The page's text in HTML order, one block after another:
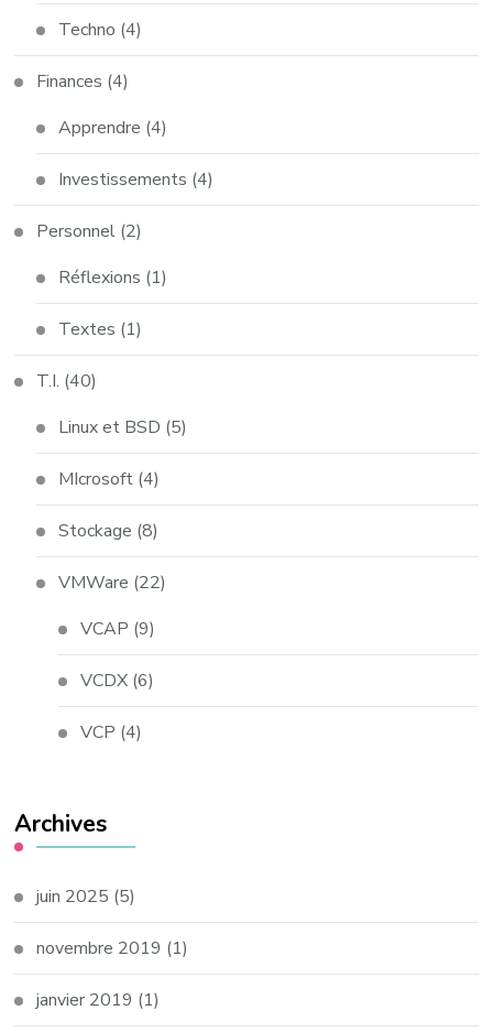
Techno (4)
Finances (4)
Apprendre (4)
Investissements (4)
Personnel (2)
Réflexions (1)
Textes (1)
T.I. (40)
Linux et BSD (5)
MIcrosoft (4)
Stockage (8)
VMWare (22)
VCAP (9)
VCDX (6)
VCP (4)
Archives
juin 2025 (5)
novembre 2019 (1)
janvier 2019 (1)